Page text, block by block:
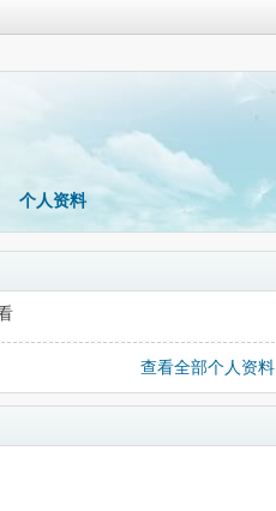
个人资料
查看全部个人资料